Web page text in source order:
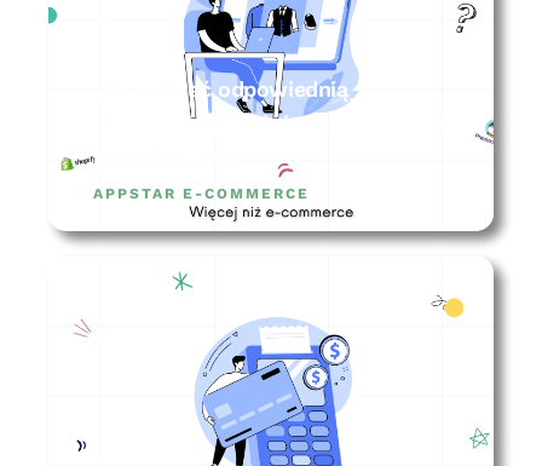
Jak wybrać odpowiednią
platformę sprzedażową dla sklepu
internetowego?
APPSTAR E-COMMERCE